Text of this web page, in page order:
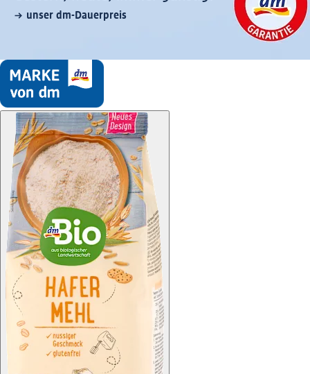
unser dm-Dauerpreis